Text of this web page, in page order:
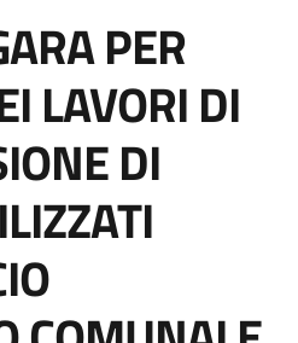
PER
LAVORI DI
DI